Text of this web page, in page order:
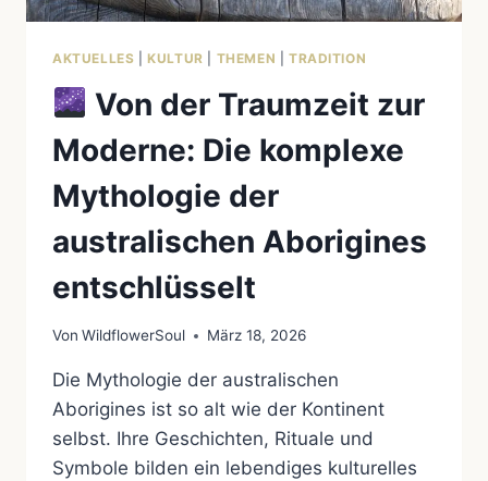
AKTUELLES |KULTUR THEMEN TRADITION
Von der Traumzeit zur
Moderne: Die komplexe
Mythologie der
australischen Aborigines
entschlüsselt
Von WildflowerSoul März 18, 2026
Die Mythologie der australischen
Aborigines ist so alt wie der Kontinent
selbst. Ihre Geschichten, Rituale und
Symbole bilden ein lebendiges kulturelles